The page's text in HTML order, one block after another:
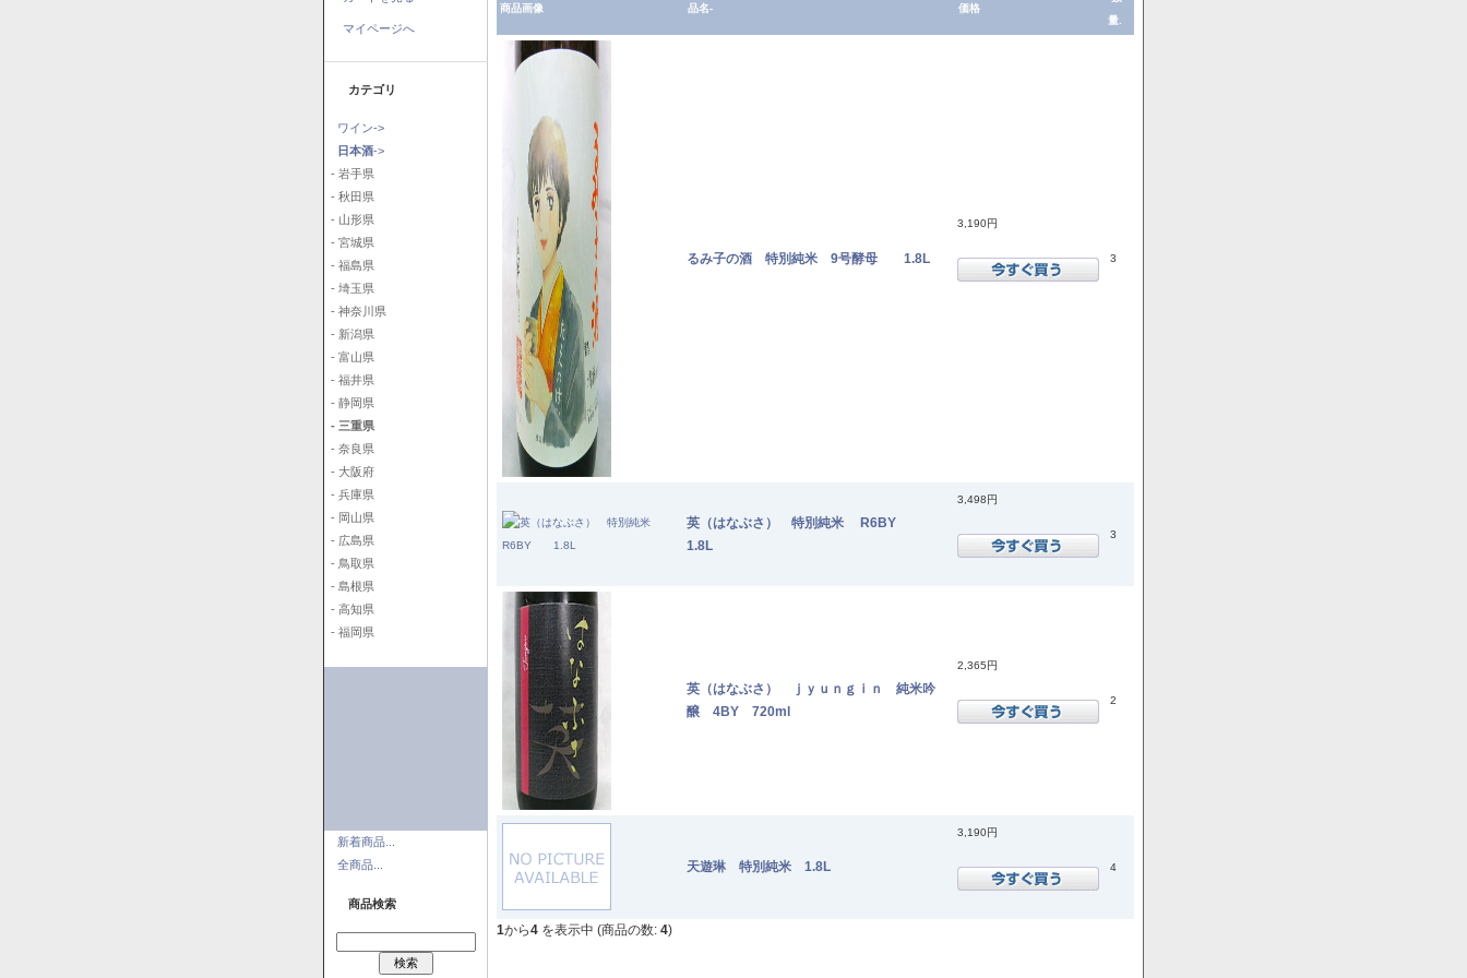
マイページへ
カテゴリ
ワイン->
日本酒->
- 岩手県
- 秋田県
- 山形県
- 宮城県
- 福島県
- 埼玉県
- 神奈川県
- 新潟県
- 富山県
- 福井県
- 静岡県
- 三重県
- 奈良県
- 大阪府
- 兵庫県
- 岡山県
- 広島県
- 鳥取県
- 島根県
- 高知県
- 福岡県
新着商品...
全商品...
商品検索
商品画像 品名- 価格
量.
るみ子の酒 特別純米 9号酵母 1.8L
3,190円
3
英（はなぶさ） 特別純米 R6BY
1.8L
3,498円
3
英（はなぶさ） ｊｙｕｎｇｉｎ 純米吟
醸 4BY 720ml
2,365円
2
天遊琳 特別純米 1.8L
3,190円
4
1から4 を表示中 (商品の数: 4)